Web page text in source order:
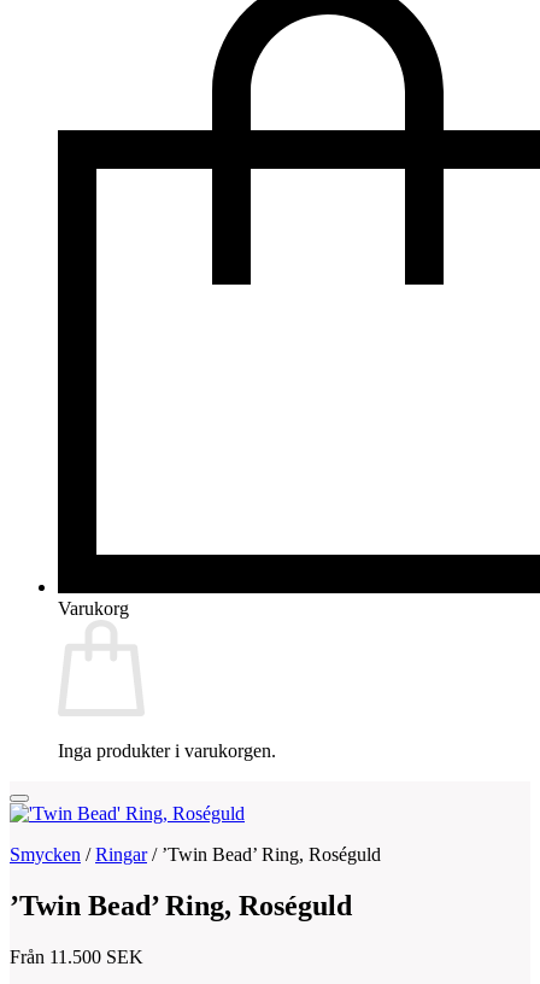
Varukorg
Inga produkter i varukorgen.
Smycken /Ringar/ ’Twin Bead’ Ring, Roséguld
’Twin Bead’ Ring, Roséguld
Från 11.500 SEK